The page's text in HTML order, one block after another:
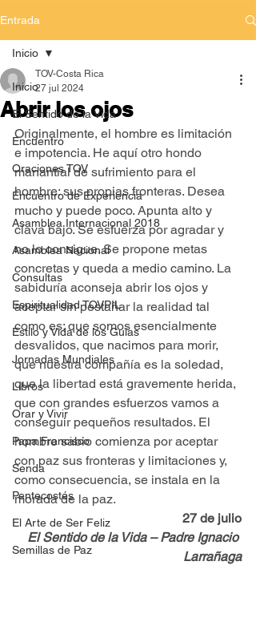
Entrada
Inicio
El Sentido de la Vida
Encuentro
Oraciones TOV
Encuentro de Experiencia
Asamblea Internacional 2018
Asamblea Nacional
Consultas
Espiritualidad TOVPIL
Estilo y Vida de los Guías
Jornadas Mundiales
Libros
Orar y Vivir
Papa Francisco
Senda
Pentecostés
El Arte de Ser Feliz
Semillas de Paz
Inicio
Abrir los ojos
TOV-Costa Rica
27 jul 2024
Originalmente, el hombre es limitación
e impotencia. He aquí otro hondo
manantial de sufrimiento para el
hombre: sus propias fronteras. Desea
mucho y puede poco. Apunta alto y
clava bajo. Se esfuerza por agradar y
no lo consigue. Se propone metas
concretas y queda a medio camino. La
sabiduría aconseja abrir los ojos y
aceptar sin pestañar la realidad tal
como es: que somos esencialmente
desvalidos, que nacimos para morir,
que nuestra compañía es la soledad,
que la libertad está gravemente herida,
que con grandes esfuerzos vamos a
conseguir pequeños resultados. El
hombre sabio comienza por aceptar
con paz sus fronteras y limitaciones y,
como consecuencia, se instala en la
morada de la paz.
27 de julio
El Sentido de la Vida – Padre Ignacio
Larrañaga